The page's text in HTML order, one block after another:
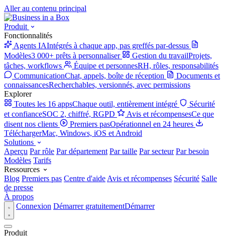
Aller au contenu principal
Produit
Fonctionnalités
Agents IAIntégrés à chaque app, pas greffés par-dessus
Modèles3 000+ prêts à personnaliser Gestion du travailProjets,
tâches, workflows
Équipe et personnesRH, rôles, responsabilités
CommunicationChat, appels, boîte de réception
Documents et
connaissancesRecherchables, versionnés, avec permissions
Explorer
Toutes les 16 appsChaque outil, entièrement intégré
Sécurité
et confianceSOC 2, chiffré, RGPD Avis et récompensesCe que
disent nos clients
Premiers pasOpérationnel en 24 heures
TéléchargerMac, Windows, iOS et Android
Solutions
Aperçu Par rôle Par département Par taille Par secteur Par besoin
Modèles Tarifs
Ressources
Blog Premiers pas Centre d'aide Avis et récompenses Sécurité Salle
de presse
À propos
Connexion Démarrer gratuitementDémarrer
Produit